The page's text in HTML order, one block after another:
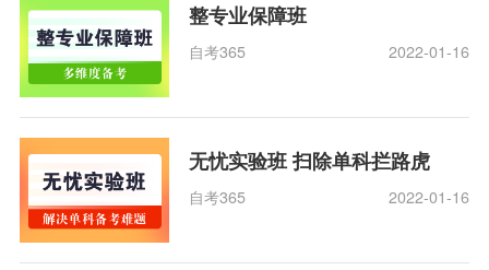
整专业保障班
自考365 2022-01-16
无忧实验班 扫除单科拦路虎
自考365 2022-01-16